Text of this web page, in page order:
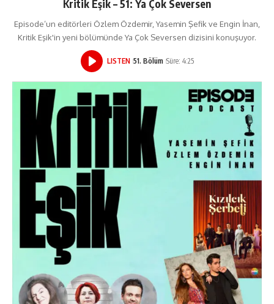
Kritik Eşik – 51: Ya Çok Seversen
Episode’un editörleri Özlem Özdemir, Yasemin Şefik ve Engin İnan,
Kritik Eşik'in yeni bölümünde Ya Çok Seversen dizisini konuşuyor.
LISTEN 51. Bölüm Süre: 4:25